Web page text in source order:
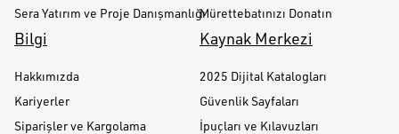
Sera Yatırım ve Proje DanışmanlığıMürettebatınızı Donatın
Bilgi
Hakkımızda
Kariyerler
Siparişler ve Kargolama
Kaynak Merkezi
2025 Dijital Katalogları
Güvenlik Sayfaları
İpuçları ve Kılavuzları